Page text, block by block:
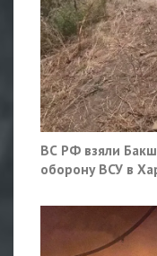
ВС РФ взяли
оборону ВСУ в